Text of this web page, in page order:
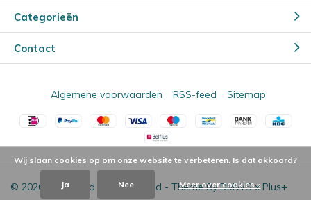
Categorieën
Contact
© 2026 - Powered by Lightspeed - Theme ByDMWSxPlus+
Algemene voorwaarden RSS-feed Sitemap
Wij slaan cookies op om onze website te verbeteren. Is dat akkoord?
Ja Nee Meer over cookies »